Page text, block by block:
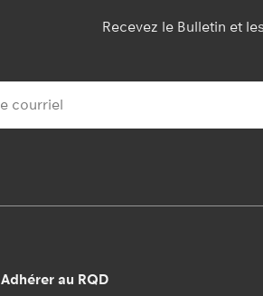
Recevez le Bulletin et
Adhérer au RQD